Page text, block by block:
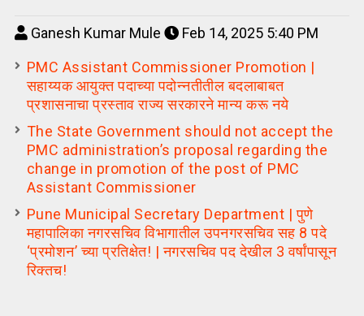
Ganesh Kumar Mule
Feb 14, 2025 5:40 PM
PMC Assistant Commissioner Promotion |
सहाय्यक आयुक्त पदाच्या पदोन्नतीतील बदलाबाबत
प्रशासनाचा प्रस्ताव राज्य सरकारने मान्य करू नये
The State Government should not accept the
PMC administration’s proposal regarding the
change in promotion of the post of PMC
Assistant Commissioner
Pune Municipal Secretary Department | पुणे
महापालिका नगरसचिव विभागातील उपनगरसचिव सह 8 पदे
‘प्रमोशन’ च्या प्रतिक्षेत! | नगरसचिव पद देखील 3 वर्षांपासून
रिक्तच!